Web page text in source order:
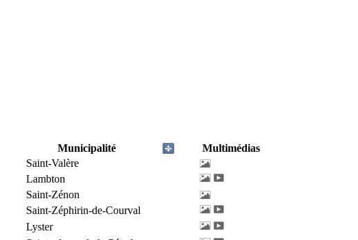
Municipalité
Multimédias
Saint-Valère
Lambton
Saint-Zénon
Saint-Zéphirin-de-Courval
Lyster